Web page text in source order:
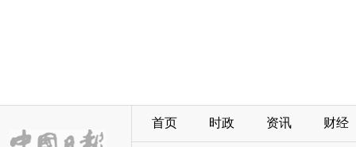
首页 时政 资讯 财经